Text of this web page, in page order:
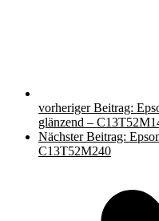
vorheriger Beitrag:
glänzend –
Nächster Beitrag:
C13T52M240